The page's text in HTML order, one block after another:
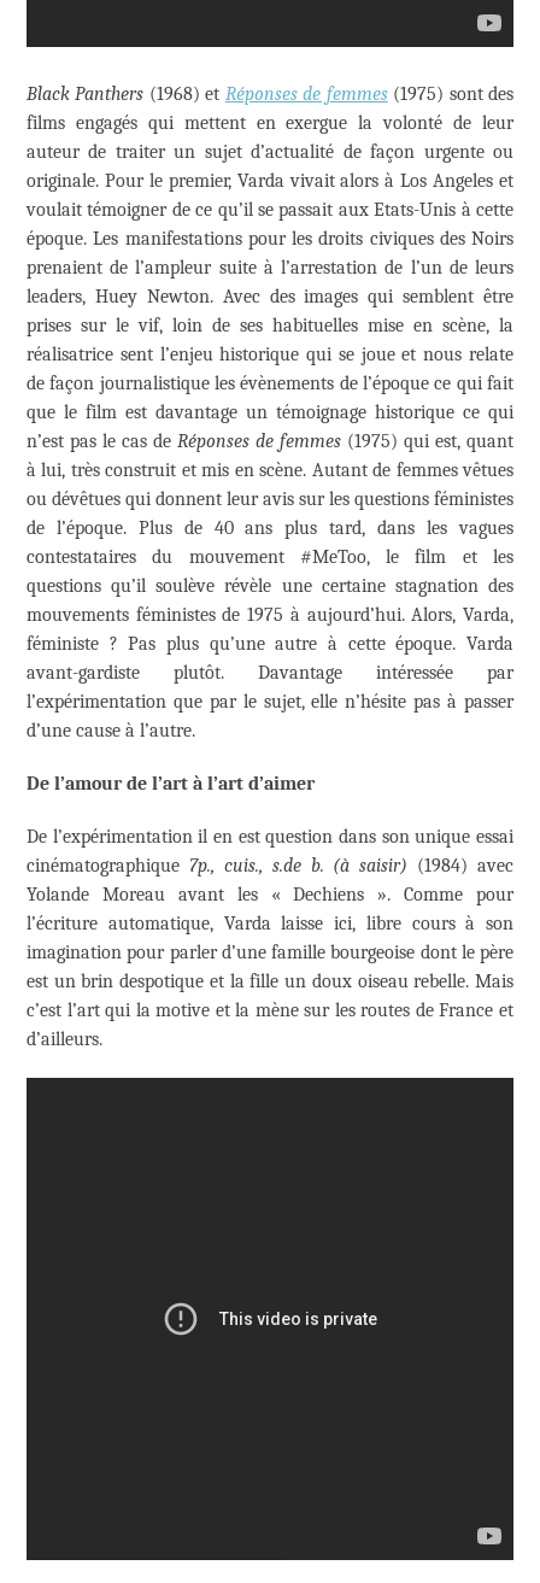
Black Panthers (1968) et Réponses de femmes(1975) sont des
films engagés qui mettent en exergue la volonté de leur
auteur de traiter un sujet d’actualité de façon urgente ou
originale. Pour le premier, Varda vivait alors à Los Angeles et
voulait témoigner de ce qu’il se passait aux Etats-Unis à cette
époque. Les manifestations pour les droits civiques des Noirs
prenaient de l’ampleur suite à l’arrestation de l’un de leurs
leaders, Huey Newton. Avec des images qui semblent être
prises sur le vif, loin de ses habituelles mise en scène, la
réalisatrice sent l’enjeu historique qui se joue et nous relate
de façon journalistique les évènements de l’époque ce qui fait
que le film est davantage un témoignage historique ce qui
n’est pas le cas de Réponses de femmes (1975) qui est, quant
à lui, très construit et mis en scène. Autant de femmes vêtues
ou dévêtues qui donnent leur avis sur les questions féministes
de l’époque. Plus de 40 ans plus tard, dans les vagues
contestataires du mouvement #MeToo, le film et les
questions qu’il soulève révèle une certaine stagnation des
mouvements féministes de 1975 à aujourd’hui. Alors, Varda,
féministe ? Pas plus qu’une autre à cette époque. Varda
avant-gardiste plutôt. Davantage intéressée par
l’expérimentation que par le sujet, elle n’hésite pas à passer
d’une cause à l’autre.
De l’amour de l’art à l’art d’aimer
De l’expérimentation il en est question dans son unique essai
cinématographique 7p., cuis., s.de b. (à saisir) (1984) avec
Yolande Moreau avant les « Dechiens ». Comme pour
l’écriture automatique, Varda laisse ici, libre cours à son
imagination pour parler d’une famille bourgeoise dont le père
est un brin despotique et la fille un doux oiseau rebelle. Mais
c’est l’art qui la motive et la mène sur les routes de France et
d’ailleurs.